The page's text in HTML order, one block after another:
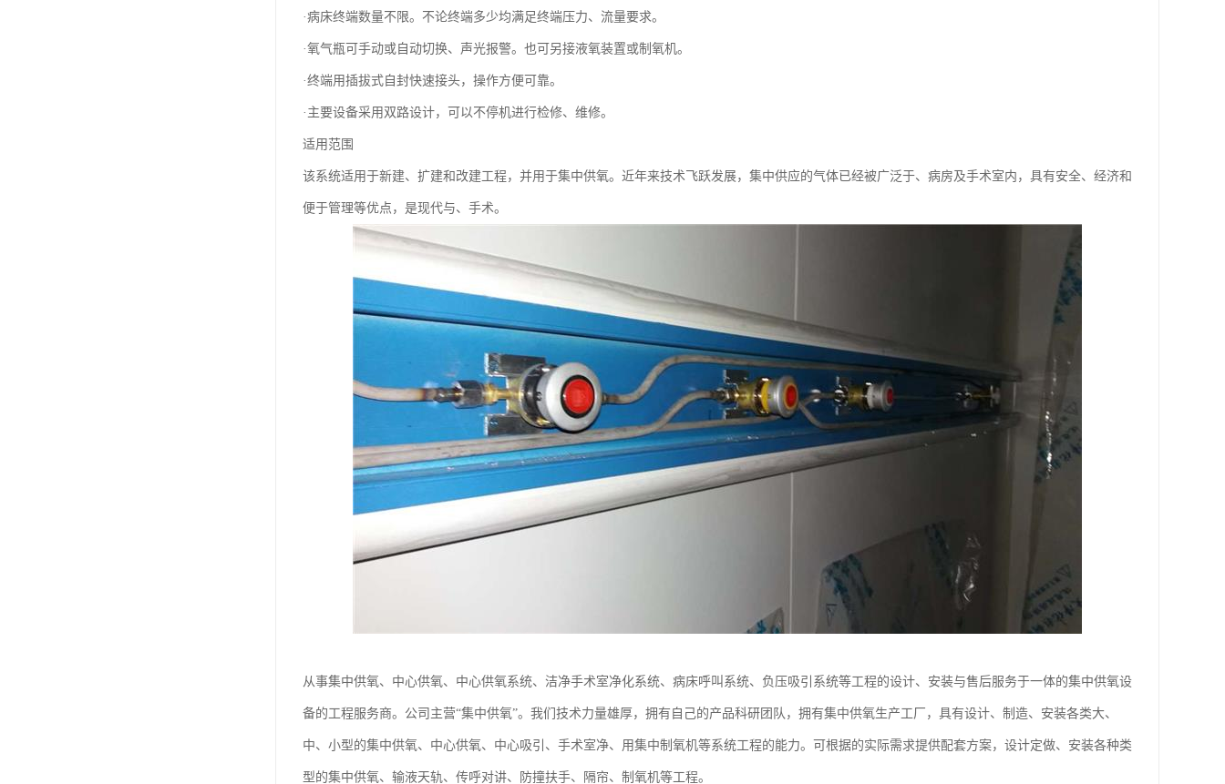
·病床终端数量不限。不论终端多少均满足终端压力、流量要求。
·氧气瓶可手动或自动切换、声光报警。也可另接液氧装置或制氧机。
·终端用插拔式自封快速接头，操作方便可靠。
·主要设备采用双路设计，可以不停机进行检修、维修。
适用范围
该系统适用于新建、扩建和改建工程，并用于集中供氧。近年来技术飞跃发展，集中供应的气体已经被广泛于、病房及手术室内，具有安全、经济和
便于管理等优点，是现代与、手术。
从事集中供氧、中心供氧、中心供氧系统、洁净手术室净化系统、病床呼叫系统、负压吸引系统等工程的设计、安装与售后服务于一体的集中供氧设
备的工程服务商。公司主营“集中供氧”。我们技术力量雄厚，拥有自己的产品科研团队，拥有集中供氧生产工厂，具有设计、制造、安装各类大、
中、小型的集中供氧、中心供氧、中心吸引、手术室净、用集中制氧机等系统工程的能力。可根据的实际需求提供配套方案，设计定做、安装各种类
型的集中供氧、输液天轨、传呼对讲、防撞扶手、隔帘、制氧机等工程。